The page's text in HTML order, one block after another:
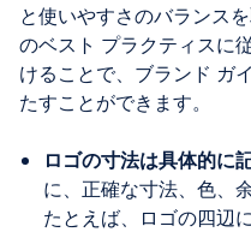
と使いやすさのバランス
のベスト プラクティスに
けることで、ブランド ガ
たすことができます。
ロゴの寸法は具体的に
に、正確な寸法、色、
たとえば、ロゴの四辺